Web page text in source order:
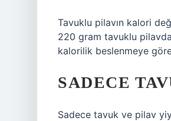
Tavuklu pilavın kalori
220 gram tavuklu
kalorilik beslenmeye göre
SADECE
Sadece tavuk ve pilav